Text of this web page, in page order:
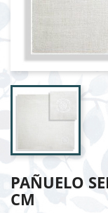
PAÑUELO
CM